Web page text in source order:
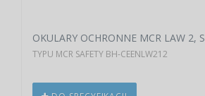
OKULARY OCHRONNE MCR LAW 2,
TYPU MCR SAFETY BH-CEENLW212